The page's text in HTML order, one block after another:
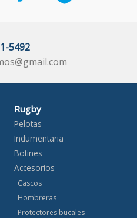
5492
Rugby
Pelotas
Indumentaria
Botines
Accesorios
Cascos
Hombreras
Protectores bucales